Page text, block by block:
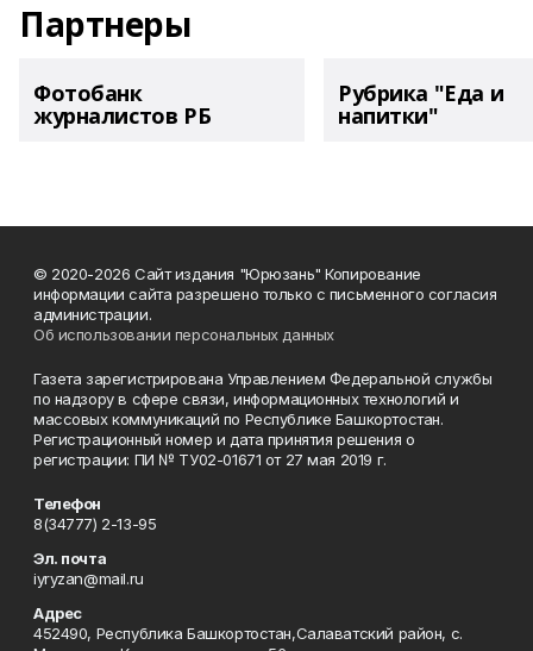
Партнеры
Фотобанк
журналистов РБ
Рубрика "Еда и
напитки"
© 2020-2026 Сайт издания "Юрюзань" Копирование
информации сайта разрешено только с письменного согласия
администрации.
Об использовании персональных данных
Газета зарегистрирована Управлением Федеральной службы
по надзору в сфере связи, информационных технологий и
массовых коммуникаций по Республике Башкортостан.
Регистрационный номер и дата принятия решения о
регистрации: ПИ № ТУ02-01671 от 27 мая 2019 г.
Телефон
8(34777) 2-13-95
Эл. почта
iyryzan@mail.ru
Адрес
452490, Республика Башкортостан,Салаватский район, с.